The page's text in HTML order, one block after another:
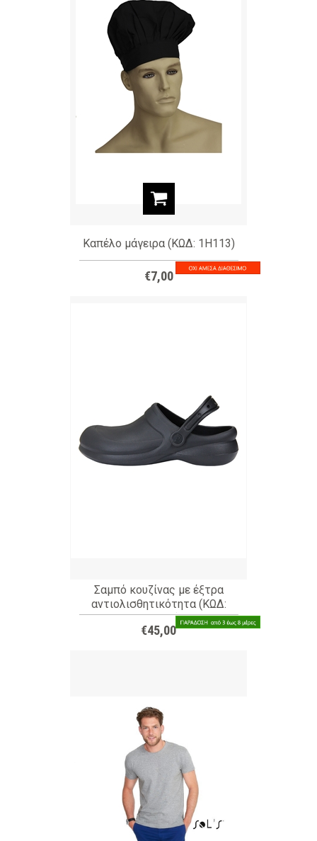
Καπέλο μάγειρα (ΚΩΔ: 1H113)
€7,00
Σαμπό κουζίνας με έξτρα
αντιολισθητικότητα (ΚΩΔ:
2Y1309)
€45,00